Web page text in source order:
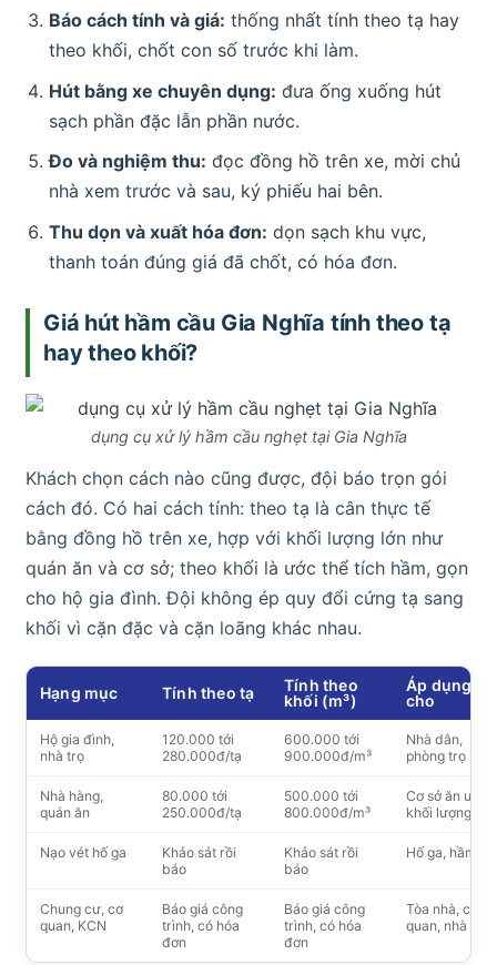
Báo cách tính và giá: thống nhất tính theo tạ hay
theo khối, chốt con số trước khi làm.
Hút bằng xe chuyên dụng: đưa ống xuống hút
sạch phần đặc lẫn phần nước.
Đo và nghiệm thu: đọc đồng hồ trên xe, mời chủ
nhà xem trước và sau, ký phiếu hai bên.
Thu dọn và xuất hóa đơn: dọn sạch khu vực,
thanh toán đúng giá đã chốt, có hóa đơn.
Giá hút hầm cầu Gia Nghĩa tính theo tạ
hay theo khối?
dụng cụ xử lý hầm cầu nghẹt tại Gia Nghĩa
Khách chọn cách nào cũng được, đội báo trọn gói
cách đó. Có hai cách tính: theo tạ là cân thực tế
bằng đồng hồ trên xe, hợp với khối lượng lớn như
quán ăn và cơ sở; theo khối là ước thể tích hầm, gọn
cho hộ gia đình. Đội không ép quy đổi cứng tạ sang
khối vì cặn đặc và cặn loãng khác nhau.
Hạng mục Tính theo tạ
Tính theo
khối (m³)
Áp dụng
cho
Hộ gia đình,
nhà trọ
120.000 tới
280.000đ/tạ
600.000 tới
900.000đ/m³
Nhà dân,
phòng trọ
Nhà hàng,
quán ăn
80.000 tới
250.000đ/tạ
500.000 tới
800.000đ/m³
Cơ sở ăn uống,
khối lượng lớn
Nạo vét hố ga
Khảo sát rồi
báo
Khảo sát rồi
báo
Hố ga, hầm ga
Chung cư, cơ
quan, KCN
Báo giá công
trình, có hóa
đơn
Báo giá công
trình, có hóa
đơn
Tòa nhà, cơ
quan, nhà máy